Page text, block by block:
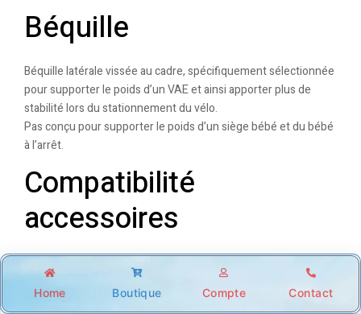
Béquille
Béquille latérale vissée au cadre, spécifiquement sélectionnée
pour supporter le poids d’un VAE et ainsi apporter plus de
stabilité lors du stationnement du vélo.
Pas conçu pour supporter le poids d’un siège bébé et du bébé
à l’arrêt.
Compatibilité
accessoires
Le porte bagages 27 kg permet d’accueillir un siège bébé sur
porte-bagages ou l’ensemble de notre bagagerie ELOPS.
Le cadre est équipé d’inserts permettant de fixer un antivol
Shop Account Search Wishlist
Home Boutique Compte Contact